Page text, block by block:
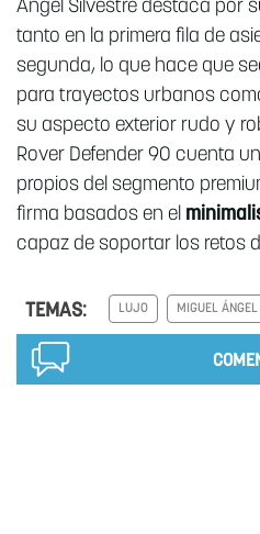
Ángel Silvestre destaca por
tanto en la primera fila de
segunda, lo que hace que
para trayectos urbanos
su aspecto exterior rudo y
Rover Defender 90 cuenta
propios del segmento
firma basados en el
capaz de soportar los retos
TEMAS: LUJO MIGUEL